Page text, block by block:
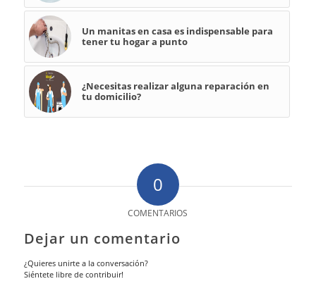
Un manitas en casa es indispensable para
tener tu hogar a punto
¿Necesitas realizar alguna reparación en
tu domicilio?
0
COMENTARIOS
Dejar un comentario
¿Quieres unirte a la conversación?
Siéntete libre de contribuir!